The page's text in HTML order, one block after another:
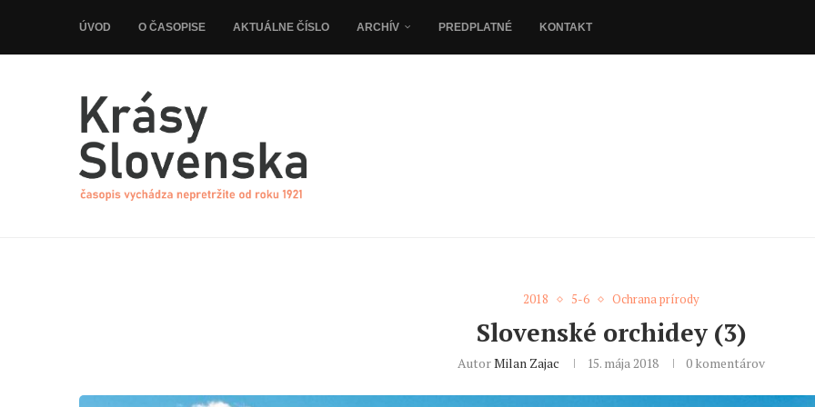
ÚVOD O ČASOPISE AKTUÁLNE ČÍSLO ARCHÍV PREDPLATNÉ KONTAKT
2018 5-6 Ochrana prírody
Slovenské orchidey (3)
AutorMilan Zajac 15. mája 2018 0 komentárov